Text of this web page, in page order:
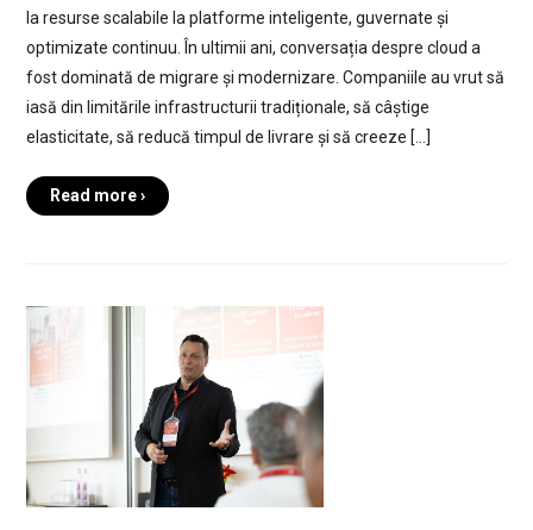
la resurse scalabile la platforme inteligente, guvernate și
optimizate continuu. În ultimii ani, conversația despre cloud a
fost dominată de migrare și modernizare. Companiile au vrut să
iasă din limitările infrastructurii tradiționale, să câștige
elasticitate, să reducă timpul de livrare și să creeze […]
Read more ›